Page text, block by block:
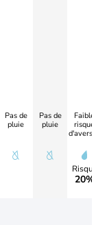
Pas de
pluie
Pas de
pluie
Faible
risque
20%